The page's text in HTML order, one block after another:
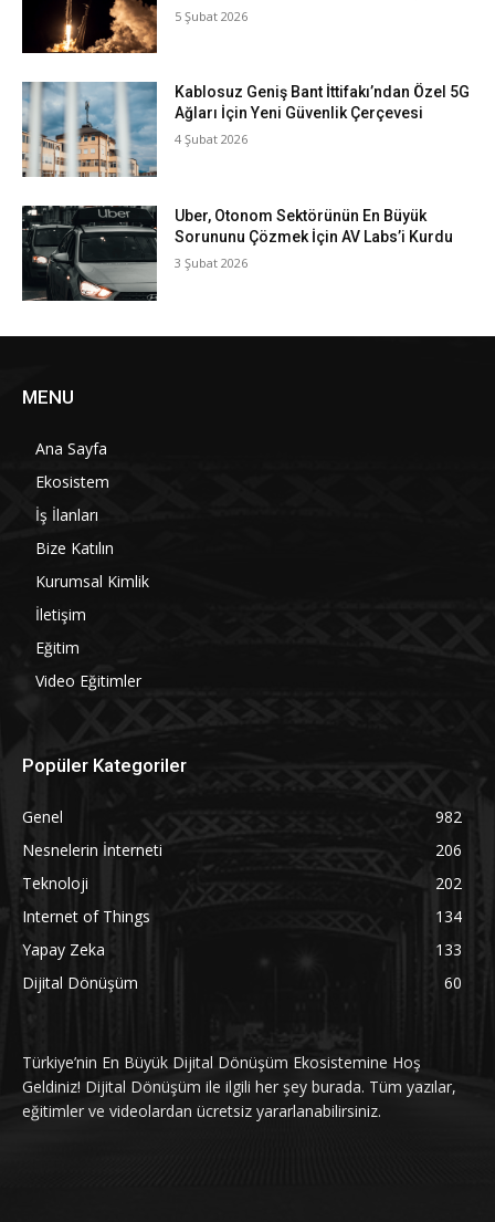
5 Şubat 2026
Kablosuz Geniş Bant İttifakı’ndan Özel 5G
Ağları İçin Yeni Güvenlik Çerçevesi
4 Şubat 2026
Uber, Otonom Sektörünün En Büyük
Sorununu Çözmek İçin AV Labs’i Kurdu
3 Şubat 2026
MENU
Ana Sayfa
Ekosistem
İş İlanları
Bize Katılın
Kurumsal Kimlik
İletişim
Eğitim
Video Eğitimler
Popüler Kategoriler
Genel
982
Nesnelerin İnterneti
206
Teknoloji
202
Internet of Things
134
Yapay Zeka
133
Dijital Dönüşüm
60
Türkiye’nin En Büyük Dijital Dönüşüm Ekosistemine Hoş
Geldiniz! Dijital Dönüşüm ile ilgili her şey burada. Tüm yazılar,
eğitimler ve videolardan ücretsiz yararlanabilirsiniz.